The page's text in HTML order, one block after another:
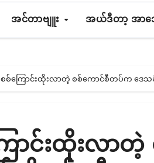
အင်တာဗျူး အယ်ဒီတာ့ အာဘ
စစ်ကြောင်းထိုးလာတဲ့ စစ်ကောင်စီတပ်က ဒေသ
ောင်းထိုးလာ